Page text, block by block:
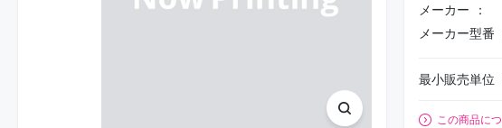
メーカー
メーカー型番
最小販売単位
この商品に